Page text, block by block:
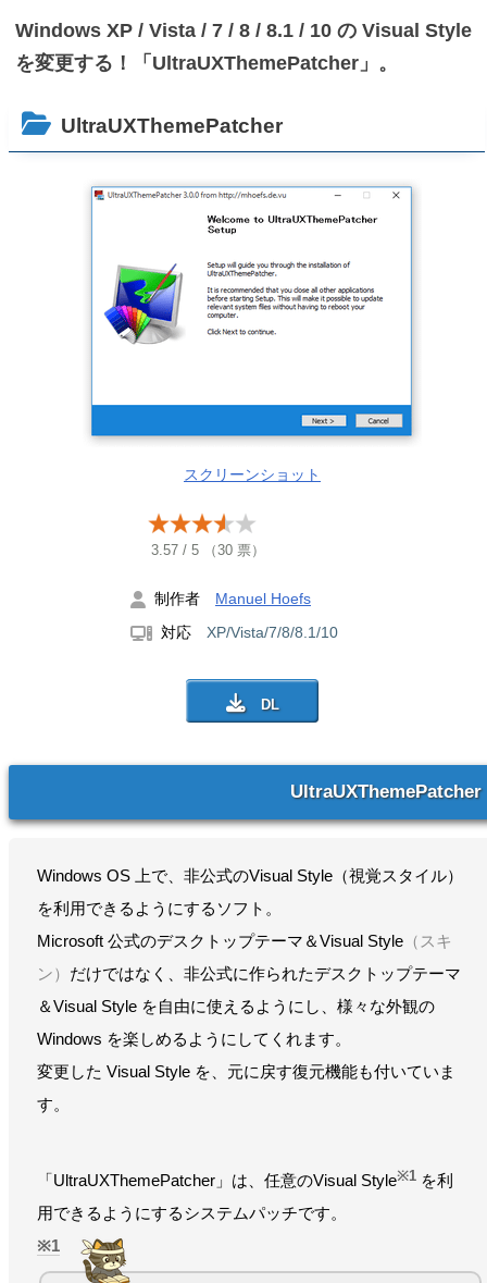
Windows XP / Vista / 7 / 8 / 8.1 / 10 の Visual Style
を変更する！「UltraUXThemePatcher」。
UltraUXThemePatcher
スクリーンショット
3.57 / 5 （30 票）
制作者 Manuel Hoefs
対応 XP/Vista/7/8/8.1/10
UltraUXThemePatcher
Windows OS 上で、非公式のVisual Style（視覚スタイル）
を利用できるようにするソフト。
Microsoft 公式のデスクトップテーマ＆Visual Style （スキ
ン） だけではなく、非公式に作られたデスクトップテーマ
＆Visual Style を自由に使えるようにし、様々な外観の
Windows を楽しめるようにしてくれます。
変更した Visual Style を、元に戻す復元機能も付いていま
す。
「UltraUXThemePatcher」は、任意のVisual Style※1 を利
用できるようにするシステムパッチです。
1